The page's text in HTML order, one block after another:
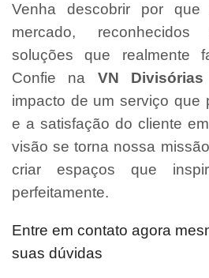
Venha descobrir por
mercado, reconhecidos
soluções que realmente
Confie na VN Divisórias
impacto de um serviço que
e a satisfação do cliente
visão se torna nossa
criar espaços que
perfeitamente.
Entre em contato agora
suas dúvidas